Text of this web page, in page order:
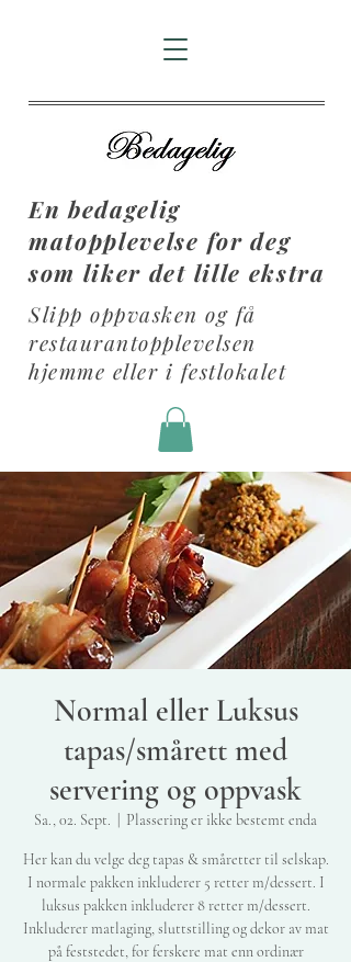
En bedagelig
matopplevelse for deg
som liker det lille ekstra
Slipp oppvasken og få
restaurantopplevelsen
hjemme eller i festlokalet
Normal eller Luksus
tapas/smårett med
servering og oppvask
Sa., 02. Sept. Plassering er ikke bestemt enda
Her kan du velge deg tapas & småretter til selskap.
I normale pakken inkluderer 5 retter m/dessert. I
luksus pakken inkluderer 8 retter m/dessert.
Inkluderer matlaging, sluttstilling og dekor av mat
på feststedet, for ferskere mat enn ordinær